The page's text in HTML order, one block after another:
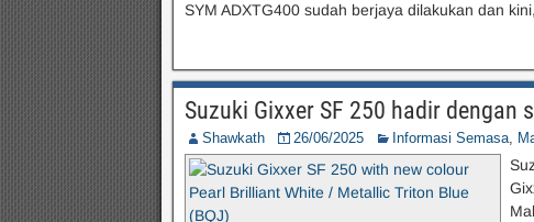
SYM ADXTG400 sudah berjaya dilakukan dan
Suzuki Gixxer SF 250 hadir
Shawkath 26/06/2025 Informasi Semasa,